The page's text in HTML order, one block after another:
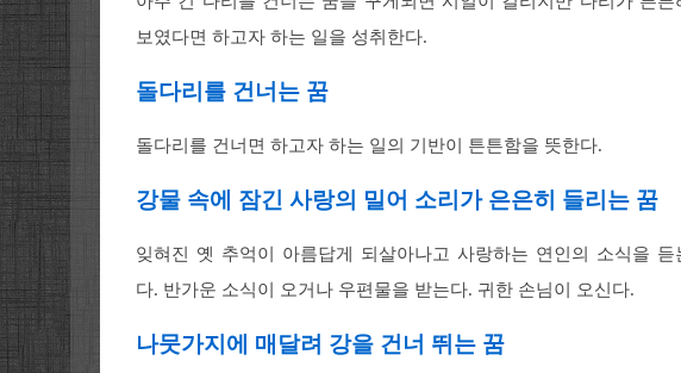
보였다면 하고자 하는 일을 성취한다.
돌다리를 건너는 꿈
돌다리를 건너면 하고자 하는 일의 기반이 튼튼함을 뜻한다.
강물 속에 잠긴 사랑의 밀어 소리가 은은히 들리는 꿈
잊혀진 옛 추억이 아름답게 되살아나고 사랑하는 연인의 소식을 듣
다. 반가운 소식이 오거나 우편물을 받는다. 귀한 손님이 오신다.
나뭇가지에 매달려 강을 건너 뛰는 꿈